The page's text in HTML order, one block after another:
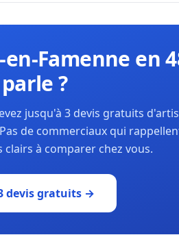
Famenne en
?
jusqu'à 3 devis gratuits
de commerciaux qui
à comparer chez vous.
devis gratuits →